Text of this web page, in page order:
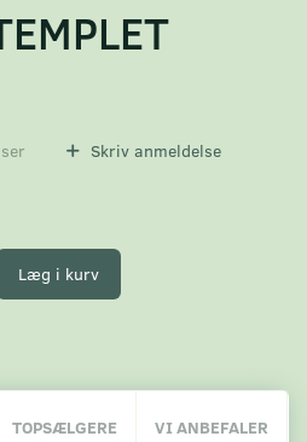
Skriv anmeldelse
Læg i kurv
TOPSÆLGERE VI ANBEFALER